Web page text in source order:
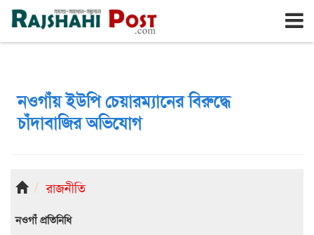
রাজশাহী শনিবার, ৮ই আগস্ট ২০২৬, ২৪শে শ্রাবণ ১৪৩৩
নওগাঁয় ইউপি চেয়ারম্যানের বিরুদ্ধে
চাঁদাবাজির অভিযোগ
রাজনীতি
নওগাঁ প্রতিনিধি